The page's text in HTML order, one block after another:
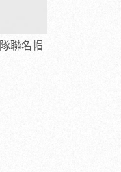
聯名帽